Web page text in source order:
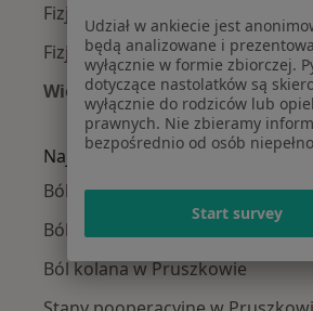
Fizjoterapeuci w Konstancinie-
Fizjoterapeuci w Grodzisku
Więcej (14)
Więcej w kategorii: W
Najczęście leczone choroby
Ból biodra w Pruszkowie
Ból barku w Pruszkowie
Ból kolana w Pruszkowie
Udział w ankiecie jest
będą analizowane i
wyłącznie w formie zbiorczej.
dotyczące nastolatków są
wyłącznie do rodziców lub
prawnych. Nie zbieramy
bezpośrednio od osób
Start survey